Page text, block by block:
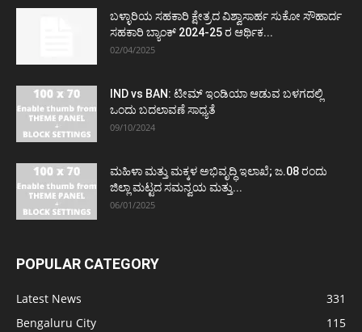
ಬಳ್ಳಾರಿಯ ಸಹಕಾರಿ ಕ್ಷೇತ್ರದ ವಿಶ್ವಾಸಾರ್ಹ ಸುಕೋ ಸೌಹಾರ್ದ
ಸಹಕಾರಿ ಬ್ಯಾಂಕ್ 2024-25 ರ ಆರ್ಥಿಕ...
02/04/2025
IND vs BAN: ಟೀಮ್ ಇಂಡಿಯಾ ಆಡುವ ಬಳಗದಲ್ಲಿ
ಒಂದು ಬದಲಾವಣೆ ಸಾಧ್ಯತೆ
09/10/2024
ಮಹಿಳಾ ಮತ್ತು ಮಕ್ಕಳ ಅಭಿವೃದ್ಧಿ ಇಲಾಖೆ; ಜ.08 ರಂದು
ಜಿಲ್ಲಾ ಮಟ್ಟದ ಸಮನ್ವಯ ಮತ್ತು...
06/01/2025
POPULAR CATEGORY
Latest News
331
Bengaluru City
115